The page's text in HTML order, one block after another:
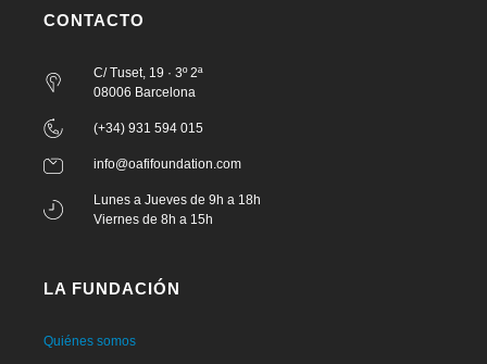
CONTACTO
C/ Tuset, 19 · 3º 2ª
08006 Barcelona
(+34) 931 594 015
info@oafifoundation.com
Lunes a Jueves de 9h a 18h
Viernes de 8h a 15h
LA FUNDACIÓN
Quiénes somos